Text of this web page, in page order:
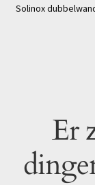
Prijsindicatie
Producten
Solinox
Er